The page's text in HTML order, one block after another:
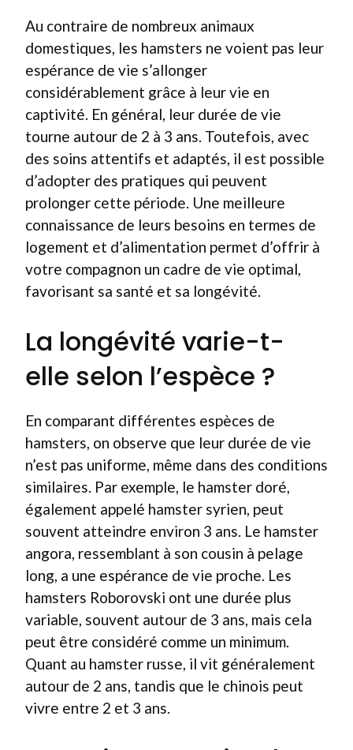
Au contraire de nombreux animaux
domestiques, les hamsters ne voient pas leur
espérance de vie s’allonger
considérablement grâce à leur vie en
captivité. En général, leur durée de vie
tourne autour de 2 à 3 ans. Toutefois, avec
des soins attentifs et adaptés, il est possible
d’adopter des pratiques qui peuvent
prolonger cette période. Une meilleure
connaissance de leurs besoins en termes de
logement et d’alimentation permet d’offrir à
votre compagnon un cadre de vie optimal,
favorisant sa santé et sa longévité.
La longévité varie-t-
elle selon l’espèce ?
En comparant différentes espèces de
hamsters, on observe que leur durée de vie
n’est pas uniforme, même dans des conditions
similaires. Par exemple, le hamster doré,
également appelé hamster syrien, peut
souvent atteindre environ 3 ans. Le hamster
angora, ressemblant à son cousin à pelage
long, a une espérance de vie proche. Les
hamsters Roborovski ont une durée plus
variable, souvent autour de 3 ans, mais cela
peut être considéré comme un minimum.
Quant au hamster russe, il vit généralement
autour de 2 ans, tandis que le chinois peut
vivre entre 2 et 3 ans.